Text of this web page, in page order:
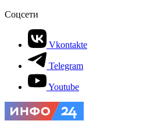
Соцсети
Vkontakte
Telegram
Youtube